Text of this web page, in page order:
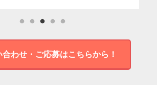
合わせ・ご応募はこちらから！